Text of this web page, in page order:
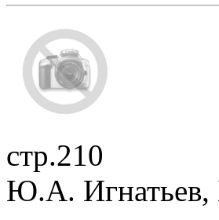
стр.210
Ю.А.